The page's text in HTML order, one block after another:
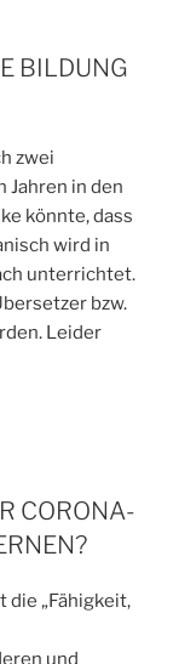
BILDUNG
zwei
Jahren in den
könnte, dass
wird in
unterrichtet.
bzw.
Leider
CORONA-
die „Fähigkeit,
und